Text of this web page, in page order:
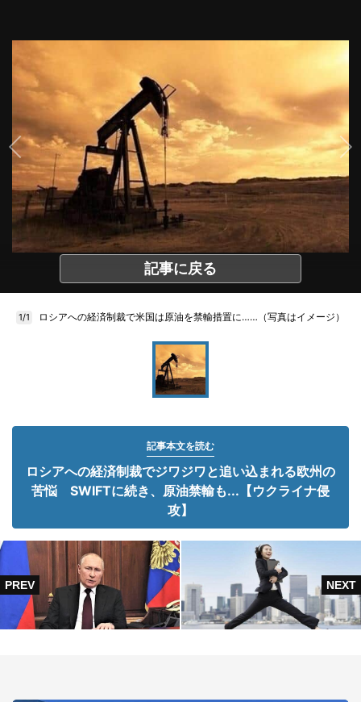
記事に戻る
1/1 ロシアへの経済制裁で米国は原油を禁輸措置に……（写真はイメージ）
記事本文を読む
ロシアへの経済制裁でジワジワと追い込まれる欧州の
苦悩 SWIFTに続き、原油禁輸も...【ウクライナ侵
攻】